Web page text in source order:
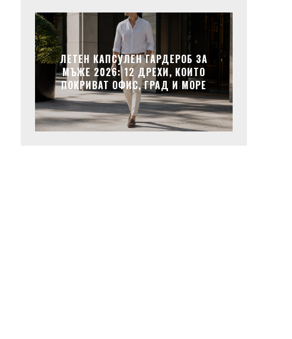
ЛЕТЕН КАПСУЛЕН ГАРДЕРОБ ЗА
МЪЖЕ 2026: 12 ДРЕХИ, КОИТО
ПОКРИВАТ ОФИС, ГРАД И МОРЕ